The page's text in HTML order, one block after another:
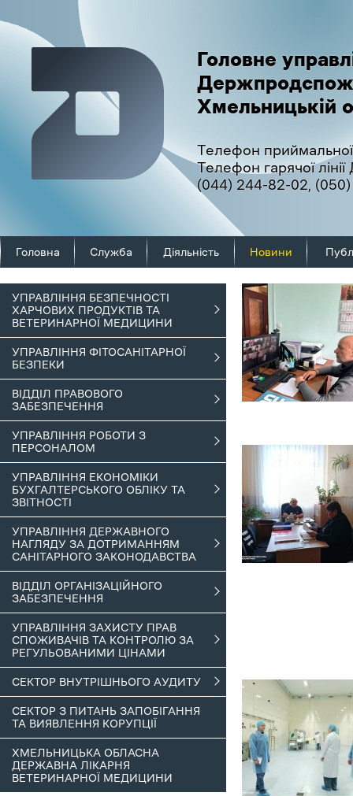
Головне
Хмельницькій
Телефон
Телефон гарячої
(044) 244-82-02,
Головна Служба Діяльність Новини
УПРАВЛІННЯ БЕЗПЕЧНОСТІ
ХАРЧОВИХ ПРОДУКТІВ ТА
ВЕТЕРИНАРНОЇ МЕДИЦИНИ
УПРАВЛІННЯ ФІТОСАНІТАРНОЇ
БЕЗПЕКИ
ВІДДІЛ ПРАВОВОГО
ЗАБЕЗПЕЧЕННЯ
УПРАВЛІННЯ РОБОТИ З
ПЕРСОНАЛОМ
УПРАВЛІННЯ ЕКОНОМІКИ
БУХГАЛТЕРСЬКОГО ОБЛІКУ ТА
ЗВІТНОСТІ
УПРАВЛІННЯ ДЕРЖАВНОГО
НАГЛЯДУ ЗА ДОТРИМАННЯМ
САНІТАРНОГО ЗАКОНОДАВСТВА
ВІДДІЛ ОРГАНІЗАЦІЙНОГО
ЗАБЕЗПЕЧЕННЯ
УПРАВЛІННЯ ЗАХИСТУ ПРАВ
СПОЖИВАЧІВ ТА КОНТРОЛЮ ЗА
РЕГУЛЬОВАНИМИ ЦІНАМИ
СЕКТОР ВНУТРІШНЬОГО АУДИТУ
СЕКТОР З ПИТАНЬ ЗАПОБІГАННЯ
ТА ВИЯВЛЕННЯ КОРУПЦІЇ
ХМЕЛЬНИЦЬКА ОБЛАСНА
ДЕРЖАВНА ЛІКАРНЯ
ВЕТЕРИНАРНОЇ МЕДИЦИНИ